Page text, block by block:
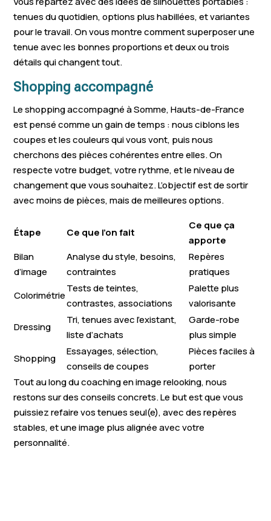
tenues du quotidien, options plus habillées, et variantes
pour le travail. On vous montre comment superposer une
tenue avec les bonnes proportions et deux ou trois
détails qui changent tout.
Shopping accompagné
Le shopping accompagné à Somme, Hauts-de-France
est pensé comme un gain de temps : nous ciblons les
coupes et les couleurs qui vous vont, puis nous
cherchons des pièces cohérentes entre elles. On
respecte votre budget, votre rythme, et le niveau de
changement que vous souhaitez. L’objectif est de sortir
avec moins de pièces, mais de meilleures options.
Étape Ce que l’on fait
Ce que ça
apporte
Bilan
d’image
Analyse du style, besoins,
contraintes
Repères
pratiques
Colorimétrie
Tests de teintes,
contrastes, associations
Palette plus
valorisante
Dressing
Tri, tenues avec l’existant,
liste d’achats
Garde-robe
plus simple
Shopping
Essayages, sélection,
conseils de coupes
Pièces faciles à
porter
Tout au long du coaching en image relooking, nous
restons sur des conseils concrets. Le but est que vous
puissiez refaire vos tenues seul(e), avec des repères
stables, et une image plus alignée avec votre
personnalité.